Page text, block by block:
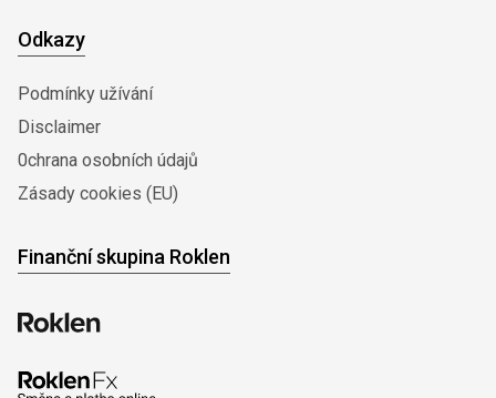
Odkazy
Podmínky užívání
Disclaimer
0chrana osobních údajů
Zásady cookies (EU)
Finanční skupina Roklen